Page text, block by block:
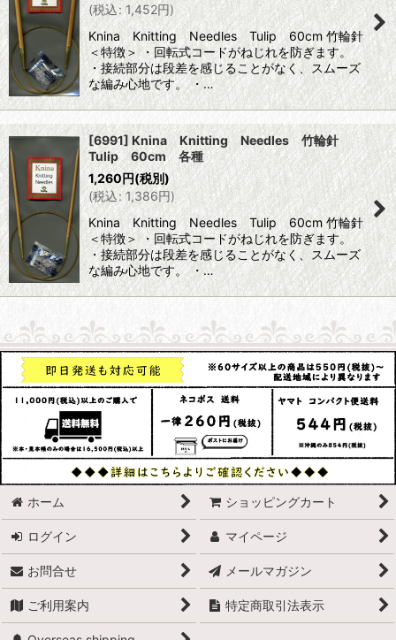
(税込: 1,452円)
Knina Knitting Needles Tulip 60cm 竹輪針
＜特徴＞ ・回転式コードがねじれを防ぎます。
・接続部分は段差を感じることがなく、スムーズ
な編み心地です。 ・…
[6991] Knina Knitting Needles 竹輪針
Tulip 60cm 各種
1,260円(税別)
(税込: 1,386円)
Knina Knitting Needles Tulip 60cm 竹輪針
＜特徴＞ ・回転式コードがねじれを防ぎます。
・接続部分は段差を感じることがなく、スムーズ
な編み心地です。 ・…
ホーム ショッピングカート
ログイン マイページ
お問合せ メールマガジン
ご利用案内 特定商取引法表示